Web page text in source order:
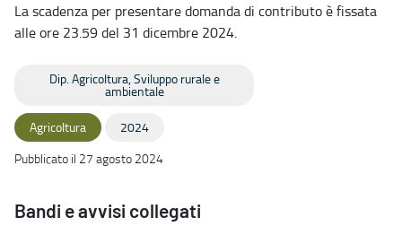
La scadenza per presentare domanda di contributo è fissata
alle ore 23.59 del 31 dicembre 2024.
Dip. Agricoltura, Sviluppo rurale e
ambientale
Agricoltura
2024
Pubblicato il 27 agosto 2024
Bandi e avvisi collegati